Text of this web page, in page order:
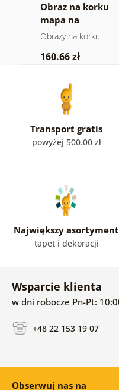
Obraz na korku
mapa na
drewnianym tle
Obrazy na korku
160.66 zł
Transport gratis
powyżej 500.00 zł
Największy asortyment
tapet i dekoracji
Wsparcie klienta
w dni robocze Pn-Pt:
+48 22 153 19 07
Obserwuj nas na